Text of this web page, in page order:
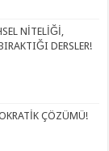
NİTELİĞİ,
DERSLER!
ÇÖZÜMÜ!